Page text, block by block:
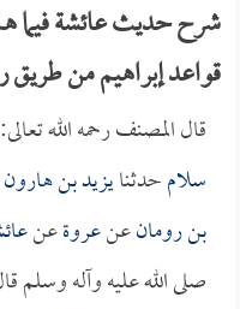
شرح حديث عائشة فيما
قواعد إبراهيم من طريق
قال المصنف رحمه الله
سلامحدثنايزيد بن هارون
بن رومانعنعروةعن
صلى الله عليه وآله وسلم